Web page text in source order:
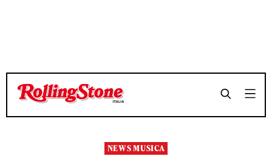
TEMPO DI LETTURA 4 MINUTI SHARE
TEMPO DI LETTURA 4 MINUTI SHARE
NEWS MUSICA